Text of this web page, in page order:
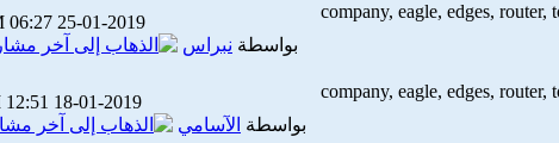
25-01-2019
06:27 AM
بواسطة نبراس
18-01-2019
12:51 PM
بواسطة الآسامي